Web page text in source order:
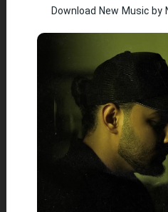
Download New Music by